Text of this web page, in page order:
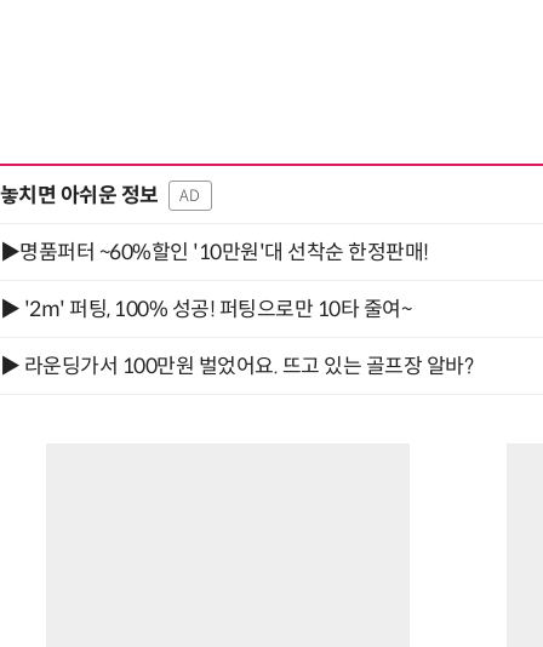
놓치면 아쉬운 정보 AD
▶명품퍼터 ~60%할인 '10만원'대 선착순 한정판매!
▶ '2m' 퍼팅, 100% 성공! 퍼팅으로만 10타 줄여~
▶ 라운딩가서 100만원 벌었어요. 뜨고 있는 골프장 알바?